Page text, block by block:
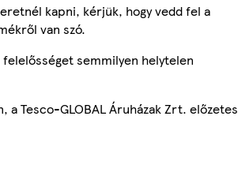
kapni, kérjük, hogy vedd fel a
van szó.
semmilyen helytelen
Tesco-GLOBAL Áruházak Zrt. előzetes